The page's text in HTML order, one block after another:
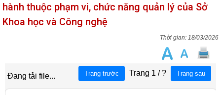
hành thuộc phạm vi, chức năng quản lý của Sở
Khoa học và Công nghệ
18/03/2026